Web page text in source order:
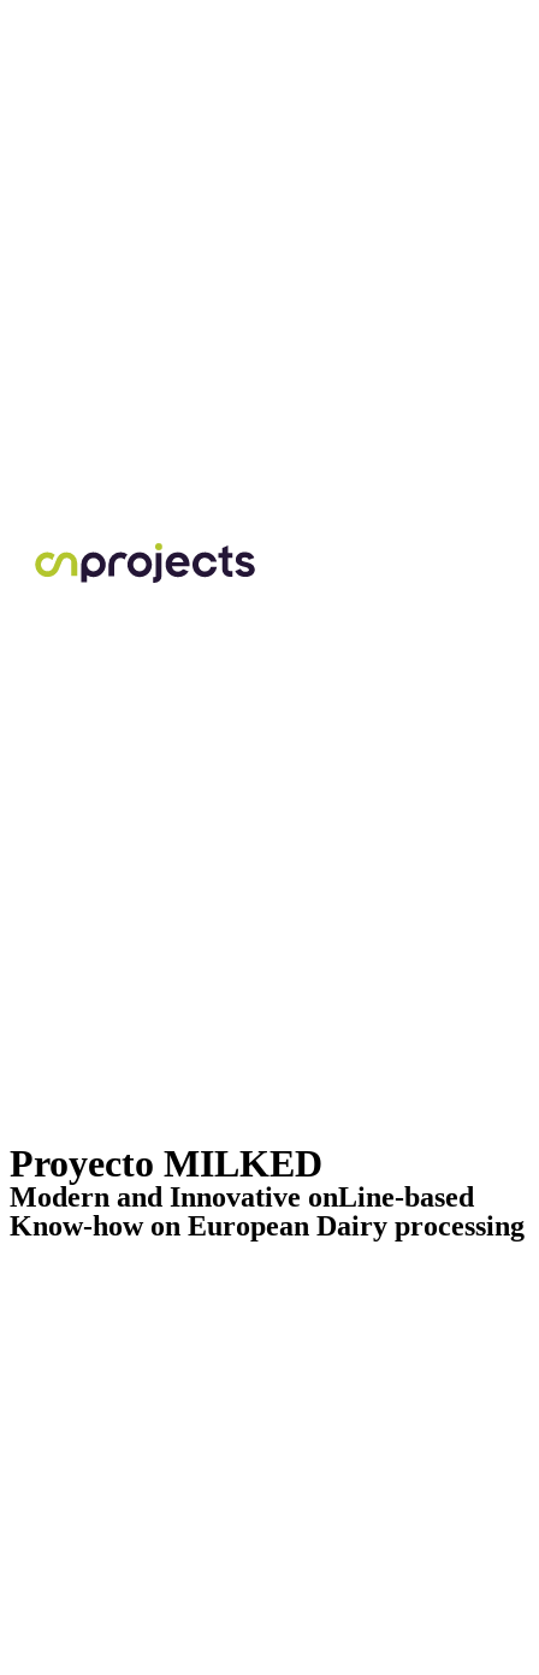
Proyecto MILKED
Modern and Innovative onLine-based
Know-how on European Dairy processing